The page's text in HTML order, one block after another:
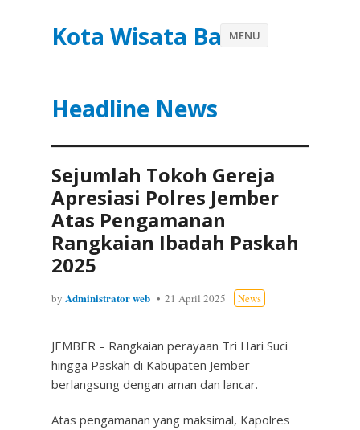
Kota Wisata Batu
Headline News
MENU
Sejumlah Tokoh Gereja
Apresiasi Polres Jember
Atas Pengamanan
Rangkaian Ibadah Paskah
2025
by Administrator web 21 April 2025 News
JEMBER – Rangkaian perayaan Tri Hari Suci
hingga Paskah di Kabupaten Jember
berlangsung dengan aman dan lancar.
Atas pengamanan yang maksimal, Kapolres